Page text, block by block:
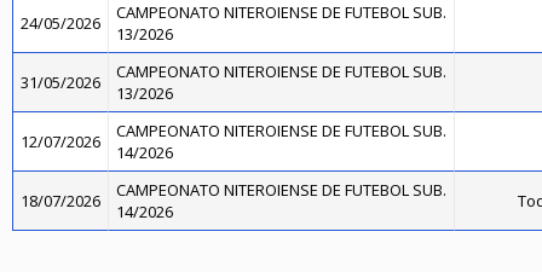
24/05/2026
CAMPEONATO NITEROIENSE DE FUTEBOL SUB.
13/2026
31/05/2026
CAMPEONATO NITEROIENSE DE FUTEBOL SUB.
13/2026
12/07/2026
CAMPEONATO NITEROIENSE DE FUTEBOL SUB.
14/2026
18/07/2026
CAMPEONATO NITEROIENSE DE FUTEBOL SUB.
14/2026